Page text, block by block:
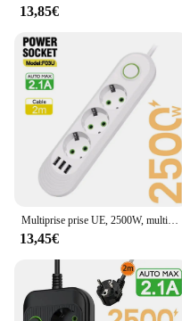
13,85€
Multiprise prise UE, 2500W, multiprise, rallonge de 2m, filtre réseau électrique avec ports USB, charge rapide
13,45€